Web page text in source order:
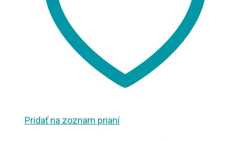
Pridať na zoznam prianí